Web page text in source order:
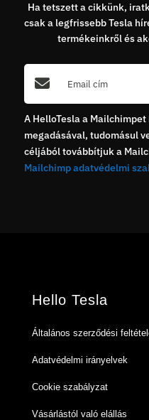
Ha tetszett a cikkünk,
csak a legfrissebb Tesla
termékeinkről és
A HelloTesla a
megadásával, tudomásul
céljából továbbítjuk a
Mailchimp adatvédelmi
Hello Tesla
Általános szerződési
Adatvédelmi irányelvek
Cookie szabályzat
Vásárlástól való elállás